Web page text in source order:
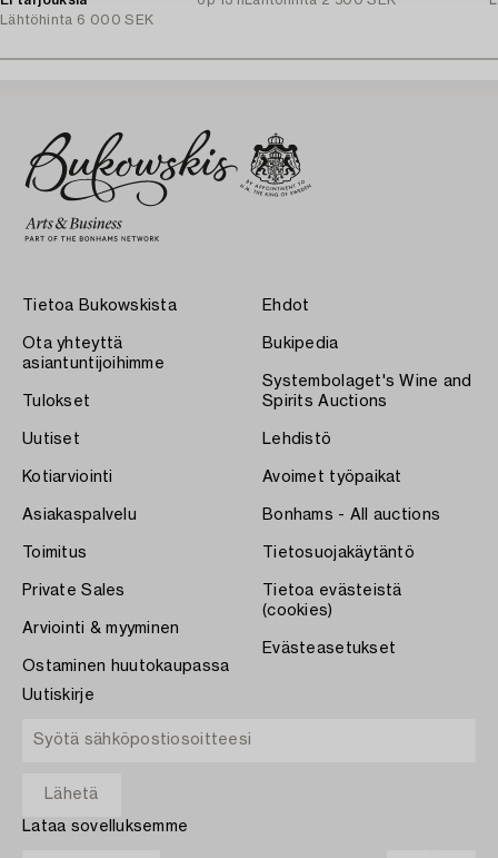
Lähtöhinta 6 000 SEK
Tietoa Bukowskista
Ota yhteyttä
asiantuntijoihimme
Tulokset
Uutiset
Kotiarviointi
Asiakaspalvelu
Toimitus
Private Sales
Arviointi & myyminen
Ostaminen huutokaupassa
Ehdot
Bukipedia
Systembolaget's Wine and
Spirits Auctions
Lehdistö
Avoimet työpaikat
Bonhams - All auctions
Tietosuojakäytäntö
Tietoa evästeistä
(cookies)
Evästeasetukset
Uutiskirje
Lataa sovelluksemme